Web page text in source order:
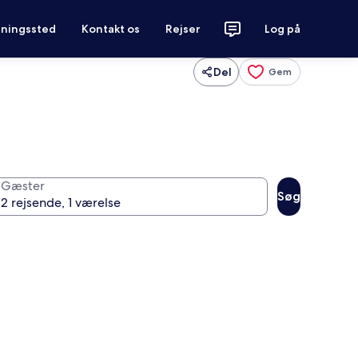
Kontakt os Rejser Log på
Del Gem
Gæster
Søg